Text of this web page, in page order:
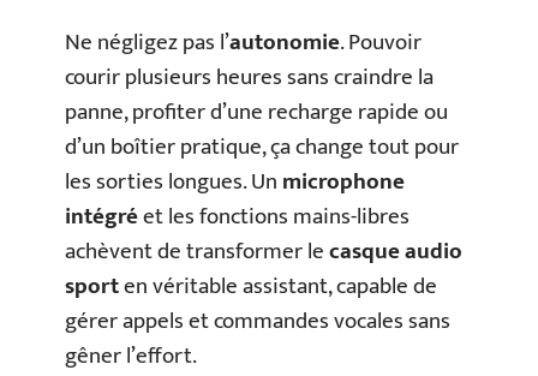
Ne négligez pas l’autonomie. Pouvoir
courir plusieurs heures sans craindre la
panne, profiter d’une recharge rapide ou
d’un boîtier pratique, ça change tout pour
les sorties longues. Unmicrophone
intégréet les fonctions mains-libres
achèvent de transformer lecasque audio
sporten véritable assistant, capable de
gérer appels et commandes vocales sans
gêner l’effort.